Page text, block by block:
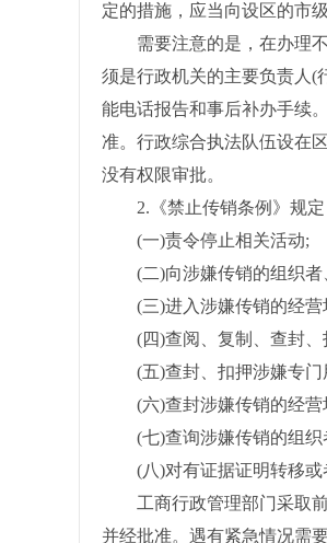
定的措施，应当向设区的市
需要注意的是，在办理不
须是行政机关的主要负责人(
能电话报告和事后补办手续
准。行政综合执法队伍设在
没有权限审批。
2.《禁止传销条例》规定
(一)责令停止相关活动;
(二)向涉嫌传销的组织者
(三)进入涉嫌传销的经营
(四)查阅、复制、查封、
(五)查封、扣押涉嫌专门
(六)查封涉嫌传销的经营
(七)查询涉嫌传销的组织
(八)对有证据证明转移或
工商行政管理部门采取前
并经批准。遇有紧急情况需